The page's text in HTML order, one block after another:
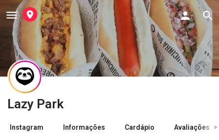
Lazy Park
Instagram Informações Cardápio Avaliações